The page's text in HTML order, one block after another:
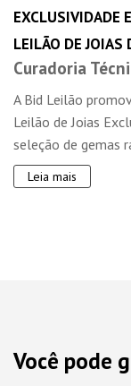
EXCLUSIVIDADE
LEILÃO DE
Curadoria
A Bid Leilão
Leilão de Joias
seleção de gemas
Leia mais
Você pode